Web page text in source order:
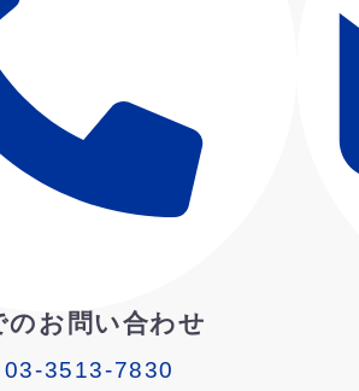
のお問い合わせ
03-3513-7830